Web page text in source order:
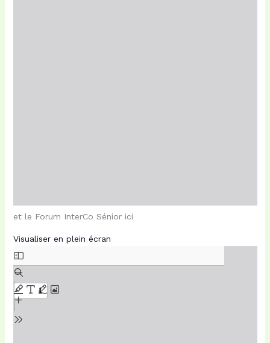
et le Forum InterCo Sénior ici
Visualiser en plein écran